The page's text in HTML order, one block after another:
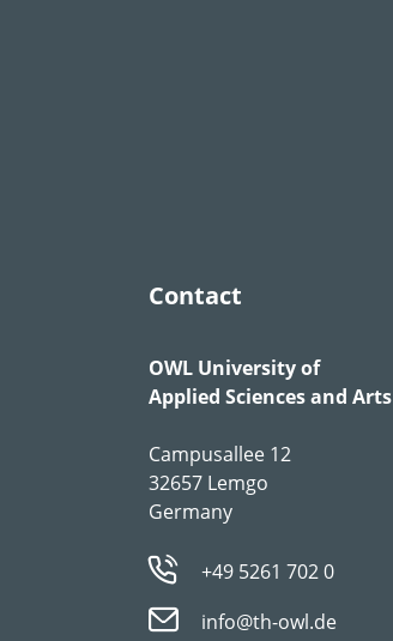
Contact
OWL University of
Applied Sciences and Arts
Campusallee 12
32657 Lemgo
Germany
+49 5261 702 0
info@th-owl.de